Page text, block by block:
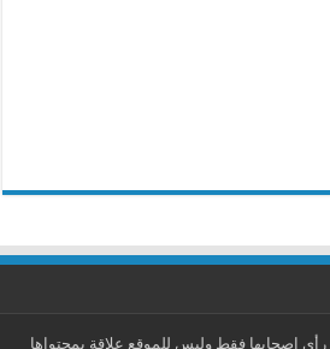
اصحابها فقط وليس للموقع علاقة بمحتواها